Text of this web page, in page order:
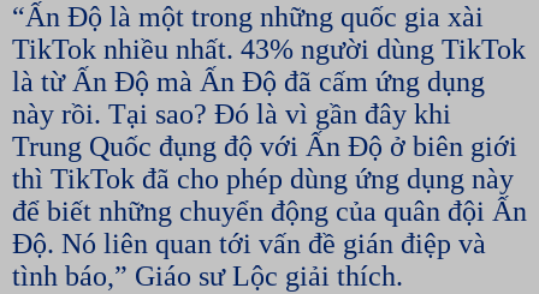
“Ấn Độ là một trong những quốc gia xài
TikTok nhiều nhất. 43% người dùng TikTok
là từ Ấn Độ mà Ấn Độ đã cấm ứng dụng
này rồi. Tại sao? Đó là vì gần đây khi
Trung Quốc đụng độ với Ấn Độ ở biên giới
thì TikTok đã cho phép dùng ứng dụng này
để biết những chuyển động của quân đội Ấn
Độ. Nó liên quan tới vấn đề gián điệp và
tình báo,” Giáo sư Lộc giải thích.